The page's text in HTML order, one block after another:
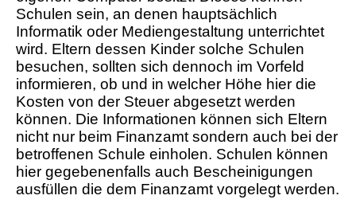
Schulen sein, an denen hauptsächlich
Informatik oder Mediengestaltung unterrichtet
wird. Eltern dessen Kinder solche Schulen
besuchen, sollten sich dennoch im Vorfeld
informieren, ob und in welcher Höhe hier die
Kosten von der Steuer abgesetzt werden
können. Die Informationen können sich Eltern
nicht nur beim Finanzamt sondern auch bei der
betroffenen Schule einholen. Schulen können
hier gegebenenfalls auch Bescheinigungen
ausfüllen die dem Finanzamt vorgelegt werden.